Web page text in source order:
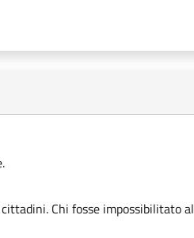
Chi fosse impossibilitato al